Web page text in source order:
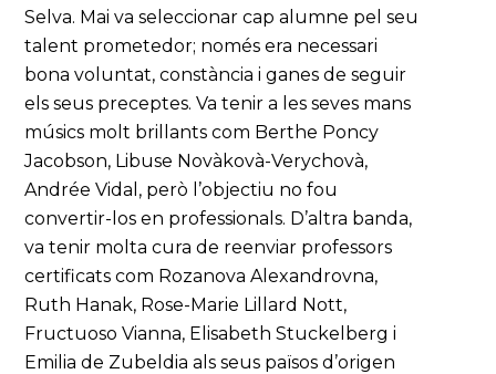
Selva. Mai va seleccionar cap alumne pel seu
talent prometedor; només era necessari
bona voluntat, constància i ganes de seguir
els seus preceptes. Va tenir a les seves mans
músics molt brillants com Berthe Poncy
Jacobson, Libuse Novàkovà-Verychovà,
Andrée Vidal, però l’objectiu no fou
convertir-los en professionals. D’altra banda,
va tenir molta cura de reenviar professors
certificats com Rozanova Alexandrovna,
Ruth Hanak, Rose-Marie Lillard Nott,
Fructuoso Vianna, Elisabeth Stuckelberg i
Emilia de Zubeldia als seus països d’origen